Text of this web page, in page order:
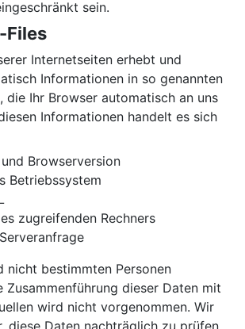
sein.
Files
Internetseiten erhebt und
Informationen in so genannten
die Ihr Browser automatisch an uns
Informationen handelt es sich
Browserversion
Betriebssystem
zugreifenden Rechners
nicht bestimmten Personen
Zusammenführung dieser Daten mit
wird nicht vorgenommen. Wir